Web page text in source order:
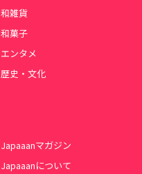
和雑貨
和菓子
エンタメ
歴史・文化
Japaaanマガジン
Japaaanについて